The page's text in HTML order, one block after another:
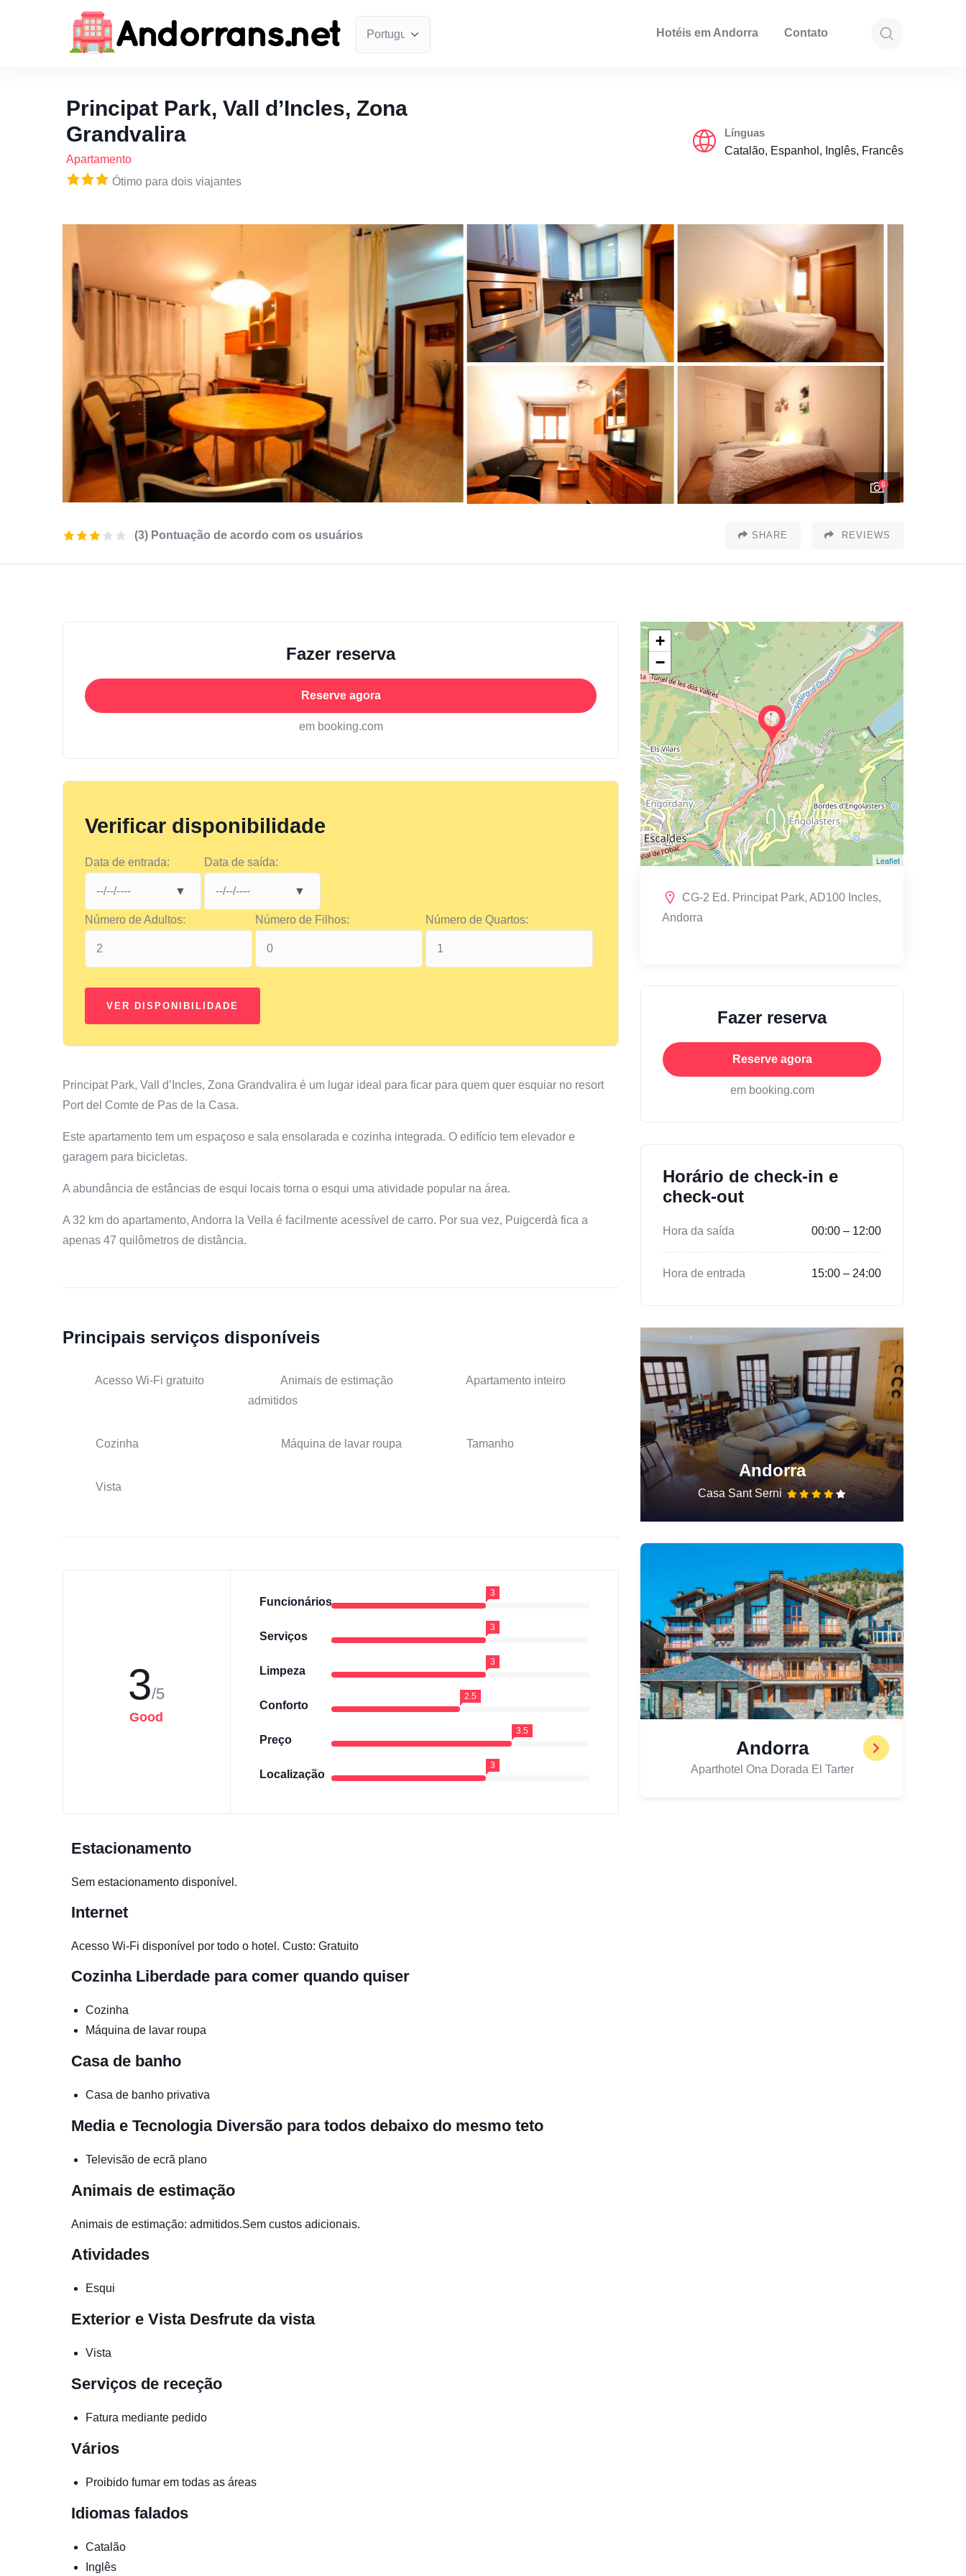
Hotéis em Andorra Contato
Principat Park, Vall d’Incles, Zona
Grandvalira
Apartamento
Ótimo para dois viajantes
Línguas
Catalão, Espanhol, Inglês, Francês
6
(3) Pontuação de acordo com os usuários SHARE REVIEWS
Fazer reserva
Reserve agora
em booking.com
Verificar disponibilidade
Data de entrada: Data de saída:
Número de Adultos: Número de Filhos: Número de Quartos:
Principat Park, Vall d’Incles, Zona Grandvalira é um lugar ideal para ficar para quem quer esquiar no resort
Port del Comte de Pas de la Casa.
Este apartamento tem um espaçoso e sala ensolarada e cozinha integrada. O edifício tem elevador e
garagem para bicicletas.
A abundância de estâncias de esqui locais torna o esqui uma atividade popular na área.
A 32 km do apartamento, Andorra la Vella é facilmente acessível de carro. Por sua vez, Puigcerdà fica a
apenas 47 quilômetros de distância.
Principais serviços disponíveis
Acesso Wi-Fi gratuito
Animais de estimação
admitidos
Apartamento inteiro
Cozinha Máquina de lavar roupa Tamanho
Vista
3/5
Good
Funcionários
3
Serviços
3
Limpeza
3
Conforto
2.5
Preço
3.5
Localização
3
Estacionamento
Sem estacionamento disponível.
Internet
Acesso Wi-Fi disponível por todo o hotel. Custo: Gratuito
Cozinha Liberdade para comer quando quiser
Cozinha
Máquina de lavar roupa
Casa de banho
Casa de banho privativa
Media e Tecnologia Diversão para todos debaixo do mesmo teto
Televisão de ecrã plano
Animais de estimação
Animais de estimação: admitidos.Sem custos adicionais.
Atividades
Esqui
Exterior e Vista Desfrute da vista
Vista
Serviços de receção
Fatura mediante pedido
Vários
Proibido fumar em todas as áreas
Idiomas falados
Catalão
Inglês
+
−
Leaflet
CG-2 Ed. Principat Park, AD100 Incles,
Andorra
Fazer reserva
Reserve agora
em booking.com
Horário de check-in e
check-out
Hora da saída 00:00 – 12:00
Hora de entrada 15:00 – 24:00
Andorra
Casa Sant Serni
Andorra
Aparthotel Ona Dorada El Tarter